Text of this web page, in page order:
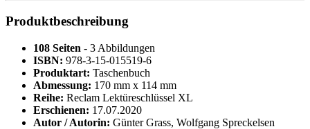
Produktbeschreibung
108 Seiten - 3 Abbildungen
ISBN: 978-3-15-015519-6
Produktart: Taschenbuch
Abmessung: 170 mm x 114 mm
Reihe: Reclam Lektüreschlüssel XL
Erschienen: 17.07.2020
Autor / Autorin: Günter Grass, Wolfgang Spreckelsen